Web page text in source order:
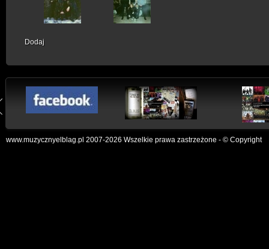
Dodaj
www.muzycznyelblag.pl 2007-2026 Wszelkie prawa zastrzeżone - © Copyright